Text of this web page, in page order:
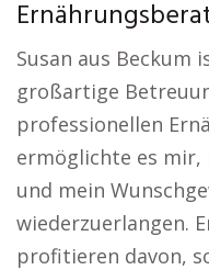
Susan aus Beckum
großartige
professionellen
ermöglichte es mir,
und mein
wiederzuerlangen.
profitieren davon,